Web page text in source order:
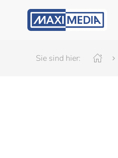
Sie sind hier: